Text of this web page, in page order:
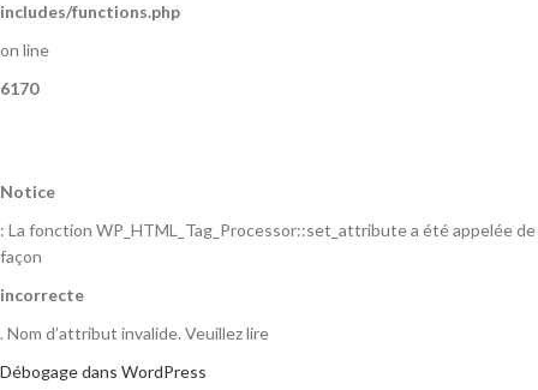
includes/functions.php
on line
6170
Notice
: La fonction WP_HTML_Tag_Processor::set_attribute a été appelée de
façon
incorrecte
. Nom d’attribut invalide. Veuillez lire
Débogage dans WordPress